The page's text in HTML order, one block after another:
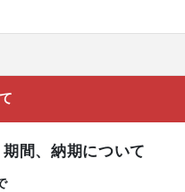
間、納期について